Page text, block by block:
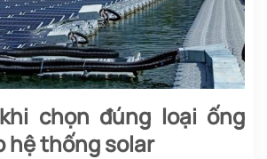
chọn đúng loại ống
hệ thống solar